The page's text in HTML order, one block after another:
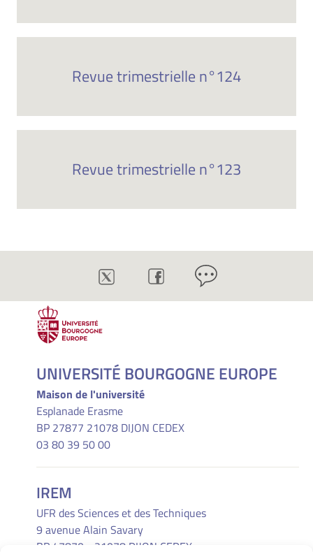
Revue trimestrielle n°124
Revue trimestrielle n°123
UNIVERSITÉ BOURGOGNE EUROPE
Maison de l'université
Esplanade Erasme
BP 27877 21078 DIJON CEDEX
03 80 39 50 00
IREM
UFR des Sciences et des Techniques
9 avenue Alain Savary
BP 47870 - 21078 DIJON CEDEX